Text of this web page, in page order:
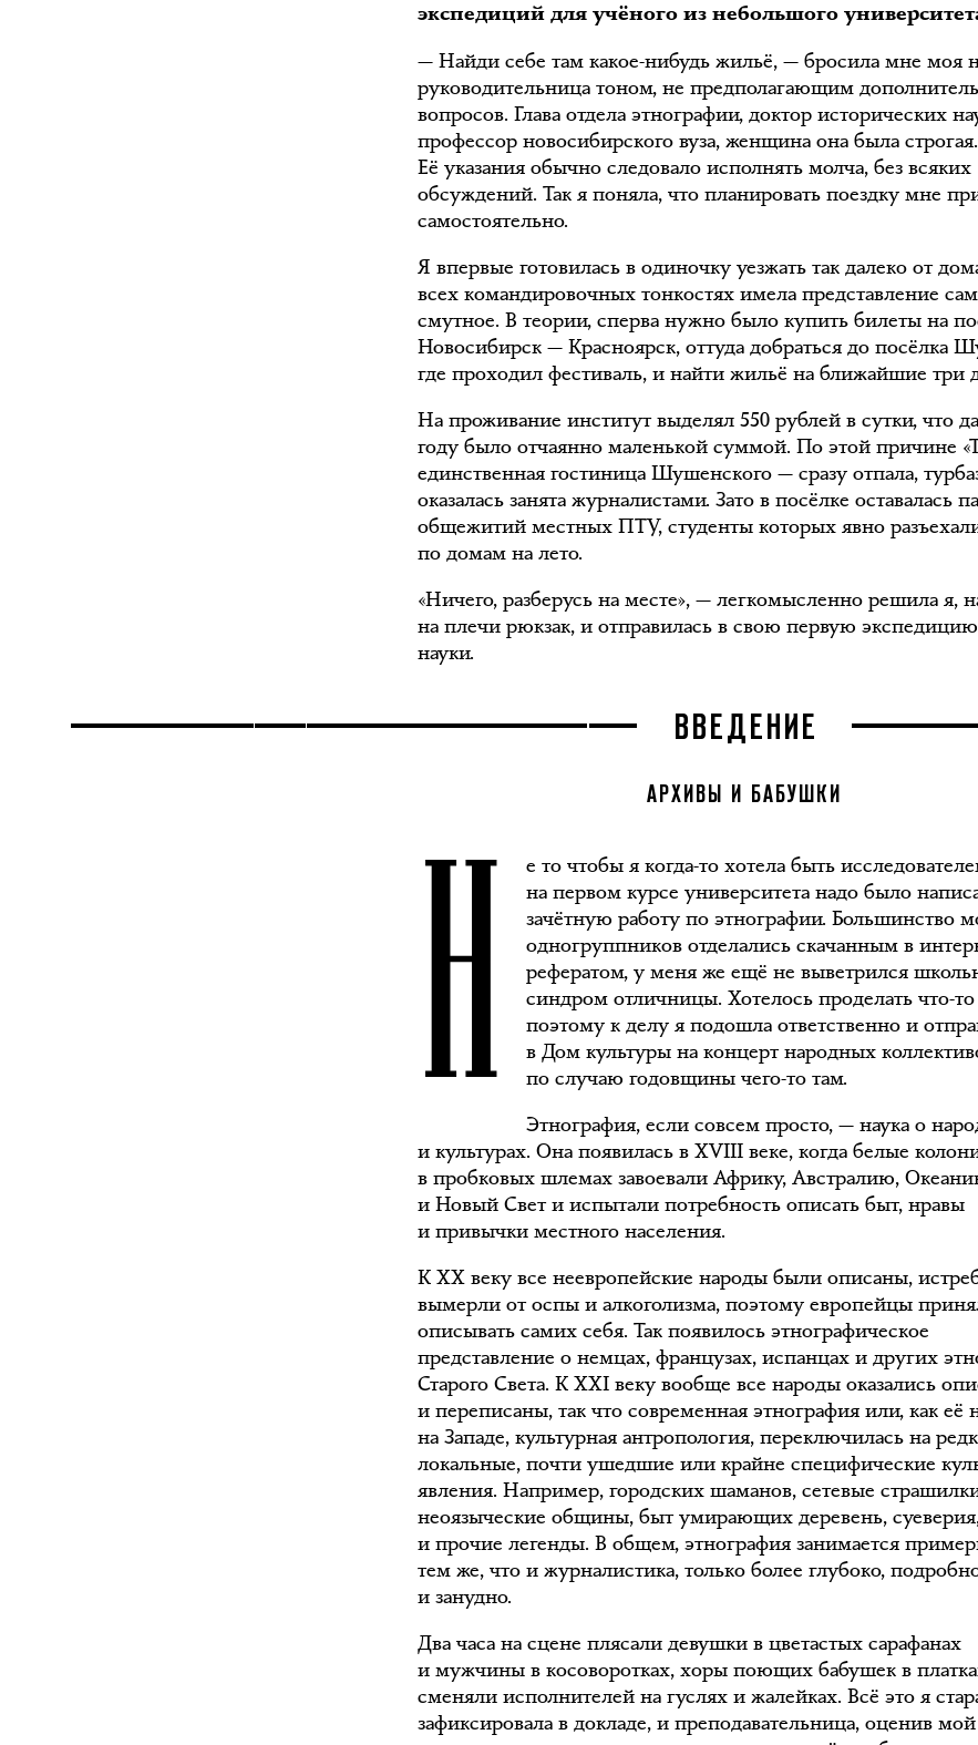
экспедиций для учёного из небольшого
— Найди себе там какое-нибудь жильё, — бросила мне моя
руководительница тоном, не предполагающим
вопросов. Глава отдела этнографии, доктор исторических
профессор новосибирского вуза, женщина она была строгая.
Её указания обычно следовало исполнять молча, без всяких
обсуждений. Так я поняла, что планировать поездку мне
самостоятельно.
Я впервые готовилась в одиночку уезжать так далеко от
всех командировочных тонкостях имела представление
смутное. В теории, сперва нужно было купить билеты на
Новосибирск — Красноярск, оттуда добраться до посёлка
где проходил фестиваль, и найти жильё на ближайшие три
На проживание институт выделял 550 рублей в сутки, что
году было отчаянно маленькой суммой. По этой причине
единственная гостиница Шушенского — сразу отпала,
оказалась занята журналистами. Зато в посёлке оставалась
общежитий местных ПТУ, студенты которых явно
по домам на лето.
«Ничего, разберусь на месте», — легкомысленно решила я,
на плечи рюкзак, и отправилась в свою первую экспедицию
науки.
ВВЕДЕНИЕ
АРХИВЫ И БАБУШКИ
Н
е то чтобы я когда-то хотела быть
на первом курсе университета надо было
зачётную работу по этнографии. Большинство
одногруппников отделались скачанным в
рефератом, у меня же ещё не выветрился
синдром отличницы. Хотелось проделать что-
поэтому к делу я подошла ответственно и
в Дом культуры на концерт народных
по случаю годовщины чего-то там.
Этнография, если совсем просто, — наука о
и культурах. Она появилась в XVIII веке, когда белые
в пробковых шлемах завоевали Африку, Австралию,
и Новый Свет и испытали потребность описать быт, нравы
и привычки местного населения.
К XX веку все неевропейские народы были описаны,
вымерли от оспы и алкоголизма, поэтому европейцы
описывать самих себя. Так появилось этнографическое
представление о немцах, французах, испанцах и других
Старого Света. К XXI веку вообще все народы оказались
и переписаны, так что современная этнография или, как её
на Западе, культурная антропология, переключилась на
локальные, почти ушедшие или крайне специфические
явления. Например, городских шаманов, сетевые
неоязыческие общины, быт умирающих деревень,
и прочие легенды. В общем, этнография занимается
тем же, что и журналистика, только более глубоко,
и занудно.
Два часа на сцене плясали девушки в цветастых сарафанах
и мужчины в косоворотках, хоры поющих бабушек в
сменяли исполнителей на гуслях и жалейках. Всё это я
зафиксировала в докладе, и преподавательница, оценив мой